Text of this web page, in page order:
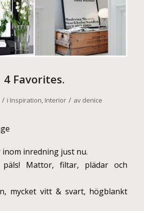
4 Favorites.
/ i Inspiration, Interior / av denice
inredning just nu.
Mattor, filtar, plädar och
mycket vitt & svart, högblankt